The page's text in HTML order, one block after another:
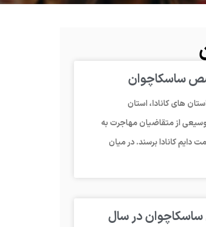
ساسکاچوان
های کانادا، استان
وسیعی از متقاضیان مهاجرت به
دایم کانادا برسند. در میان
ساسکاچوان در سال